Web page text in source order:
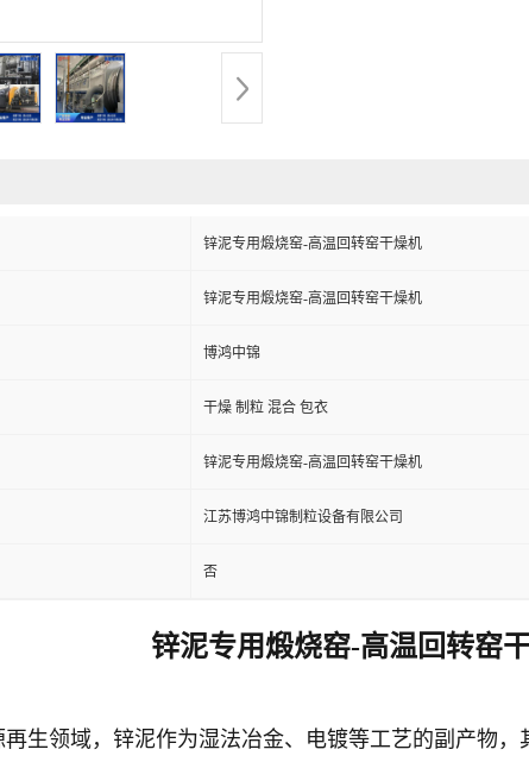
锌泥专用煅烧窑-高温回转窑干燥机
锌泥专用煅烧窑-高温回转窑干燥机
博鸿中锦
干燥 制粒 混合 包衣
锌泥专用煅烧窑-高温回转窑干燥机
江苏博鸿中锦制粒设备有限公司
否
锌泥专用煅烧窑-高温回转窑
生领域，锌泥作为湿法冶金、电镀等工艺的副产物